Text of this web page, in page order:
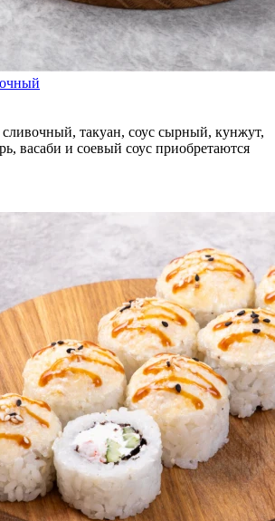
сливочный, такуан, соус сырный, кунжут,
васаби и соевый соус приобретаются